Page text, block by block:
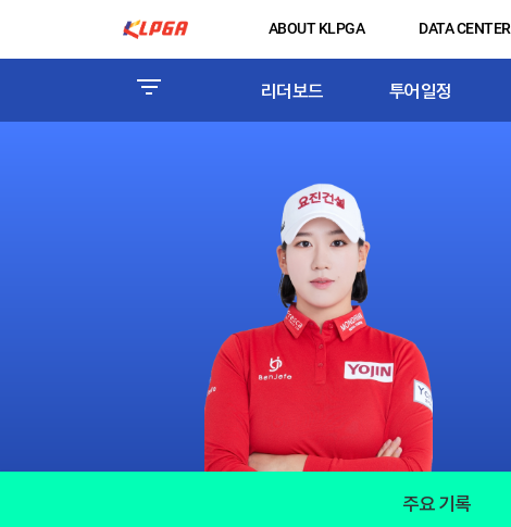
ABOUT KLPGA DATA CENTER
리더보드 투어일정
주요 기록